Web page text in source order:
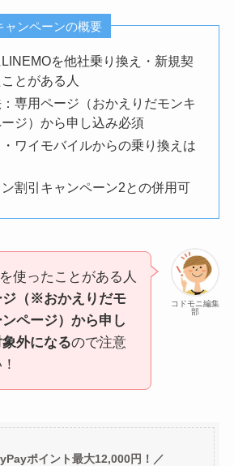
ャンペーンの概要
を他社乗り換え・新規契
とがある人
専用ページ（おかえりだモンキ
ジ）から申し込み必須
ワイモバイルからの乗り換えは
割引キャンペーン2との併用可
コドモニ編集
部
使ったことがある人
ジ（※おかえりだモ
ページ）から申し
外になるので注意
ポイント最大12,000円！／